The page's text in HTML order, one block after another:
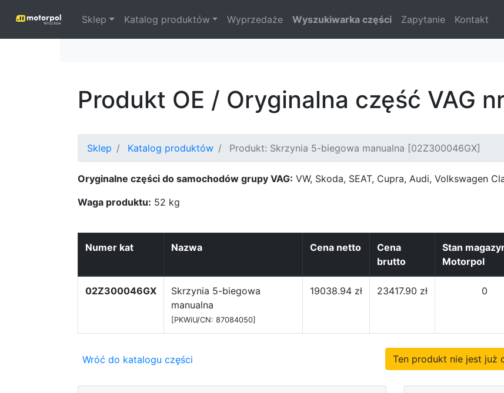
Sklep Katalog produktów Wyprzedaże Wyszukiwarka części Zapytanie Kontakt
Produkt OE / Oryginalna część VAG
Sklep Katalog produktów Produkt: Skrzynia 5-biegowa manualna [02Z300046GX]
Oryginalne części do samochodów grupy VAG: VW, Skoda, SEAT, Cupra, Audi, Volkswagen
Waga produktu: 52 kg
Numer kat Nazwa Cena netto
Cena
brutto
Stan
Motorpol
02Z300046GX
Skrzynia 5-biegowa
manualna
[PKWiU/CN: 87084050]
19038.94 zł 23417.90 zł 0
Wróć do katalogu części Ten produkt nie jest już